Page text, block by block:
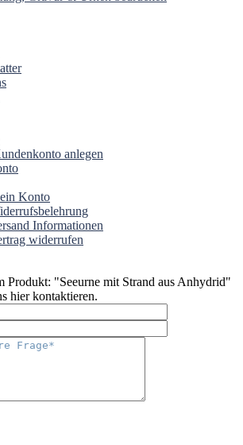
anlegen
Konto
Informationen
widerrufen
Produkt: "Seeurne mit Strand aus Anhydrid"
hier kontaktieren.